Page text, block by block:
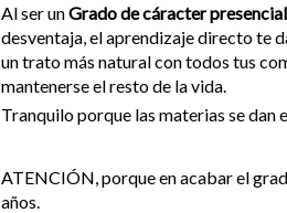
Al ser unGrado de cáracter presencial
desventaja, el aprendizaje directo te
un trato más natural con todos tus
mantenerse el resto de la vida.
Tranquilo porque las materias se dan
ATENCIÓN, porque en acabar el
años.